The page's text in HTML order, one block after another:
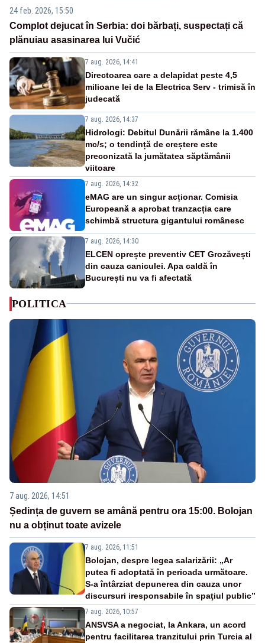
24 feb. 2026, 15:50
Complot dejucat în Serbia: doi bărbați, suspectați că
plănuiau asasinarea lui Vučić
7 aug. 2026, 14:41
Directoarea care a delapidat peste 4,5
milioane lei de la Electrica Serv - trimisă în
judecată
7 aug. 2026, 14:37
Hidrologi: Debitul Dunării rămâne la 1.400
mc/s; o tendință de creștere este
preconizată la jumătatea săptămânii
viitoare
7 aug. 2026, 14:32
eMAG are un singur acționar. Comisia
Europeană a aprobat tranzacția care
schimbă structura gigantului românesc
7 aug. 2026, 14:30
ELCEN oprește preventiv CET Grozăvești
din cauza caniculei. Apa caldă în
București nu va fi afectată
POLITICA
7 aug. 2026, 14:51
Ședința de guvern se amână pentru ora 15:00. Bolojan
nu a obținut toate avizele
7 aug. 2026, 11:51
Bolojan, despre legea salarizării: „Ar
putea fi adoptată în perioada următoare.
S-a întârziat depunerea din cauza unor
discursuri iresponsabile în spaţiul public”
7 aug. 2026, 10:57
ANSVSA a negociat, la Ankara, un acord
pentru facilitarea tranzitului prin Turcia al